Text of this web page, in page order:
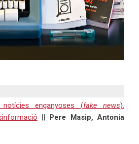
enganyoses (fake news).
|| Pere Masip, Antonia